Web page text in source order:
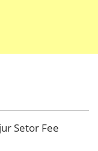
Setor Fee